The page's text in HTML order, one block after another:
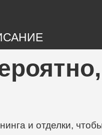
и отделки,